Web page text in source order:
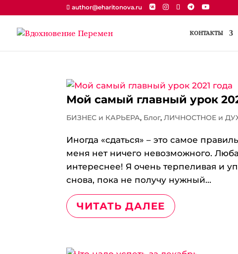
author@eharitonova.ru
КОНТАКТЫ
Мой самый главный урок
БИЗНЕС и КАРЬЕРА, Блог,ЛИЧНОСТНОЕ и
Иногда «сдаться» – это самое
меня нет ничего невозможного.
интереснее! Я очень терпеливая и
снова, пока не получу нужный...
ЧИТАТЬ ДАЛЕЕ